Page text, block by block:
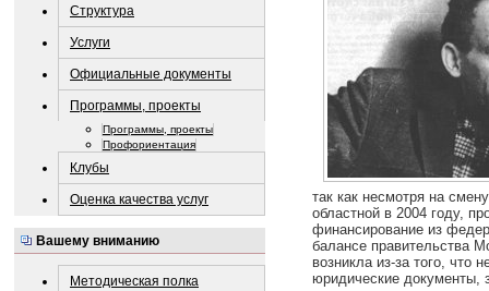
Структура
Услуги
Официальные документы
Программы, проекты
Программы, проекты
Профориентация
Клубы
Оценка качества услуг
Вашему вниманию
Методическая полка
так как несмотря на
областной в 2004 году,
финансирование из
балансе правительства
возникла из-за того,
юридические документы,